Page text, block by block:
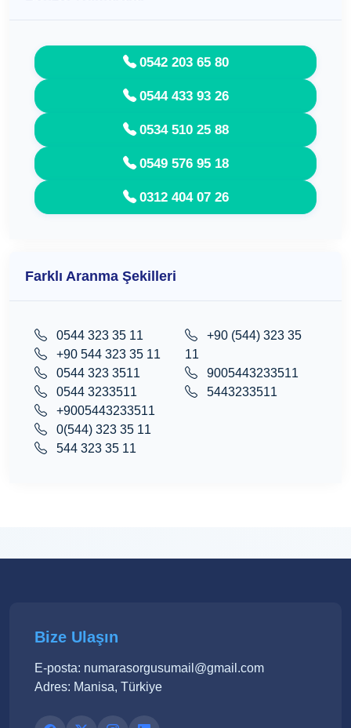
0542 203 65 80
0544 433 93 26
0534 510 25 88
0549 576 95 18
0312 404 07 26
Farklı Aranma Şekilleri
0544 323 35 11
+90 544 323 35 11
0544 323 3511
0544 3233511
+90 (544) 323 35
11
9005443233511
5443233511
+9005443233511
0(544) 323 35 11
544 323 35 11
Bize Ulaşın
E-posta: numarasorgusumail@gmail.com
Adres: Manisa, Türkiye